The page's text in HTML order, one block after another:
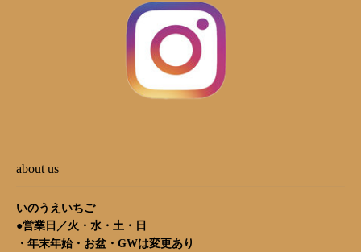
about us
いのうえいちご
●営業日／火・水・土・日
・年末年始・お盆・GWは変更あり